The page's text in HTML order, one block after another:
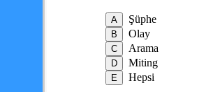
Şüphe
Olay
Arama
Miting
Hepsi